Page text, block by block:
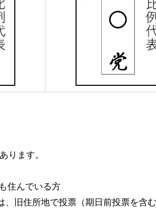
ります。
住んでいる方
旧住所地で投票（期日前投票を含